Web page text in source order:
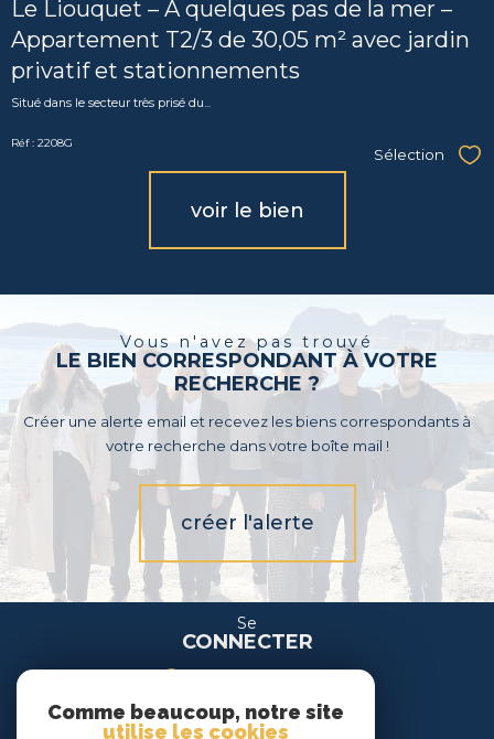
Le Liouquet – À quelques pas de la mer –
Appartement T2/3 de 30,05 m² avec jardin
privatif et stationnements
Situé dans le secteur très prisé du...
Réf : 2208G
Sélection
voir le bien
Vous n'avez pas trouvé
LE BIEN CORRESPONDANT À VOTRE
RECHERCHE ?
Créer une alerte email et recevez les biens correspondants à
votre recherche dans votre boîte mail !
créer l'alerte
Se
CONNECTER
espace location
Comme beaucoup, notre site
utilise les cookies